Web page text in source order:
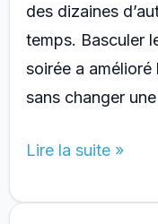
des dizaines
temps. Basculer
soirée a
sans changer une
À
heure
Lire la suite »